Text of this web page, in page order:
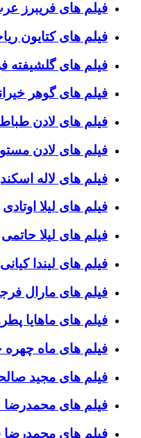
فیلم های فریبرز
فیلم های کتایون
فیلم های گلشیفته
فیلم های گوهر
فیلم های لادن
فیلم های لادن
فیلم های لاله
فیلم های لیلا اوتادی
فیلم های لیلا حاتمی
فیلم های لیندا کیانی
فیلم های مارال
فیلم های ماهایا
فیلم های ماه چهره
فیلم های مجید
فیلم های محمدرضا
فیلم های محمدرضا